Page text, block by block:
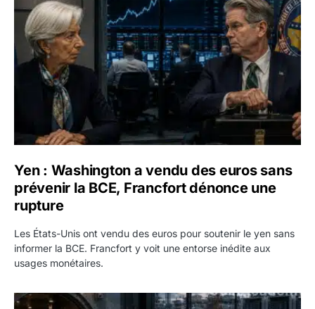
Yen : Washington a vendu des euros sans
prévenir la BCE, Francfort dénonce une
rupture
Les États-Unis ont vendu des euros pour soutenir le yen sans
informer la BCE. Francfort y voit une entorse inédite aux
usages monétaires.
Jane Street négocie le transfert de 11 milliards de